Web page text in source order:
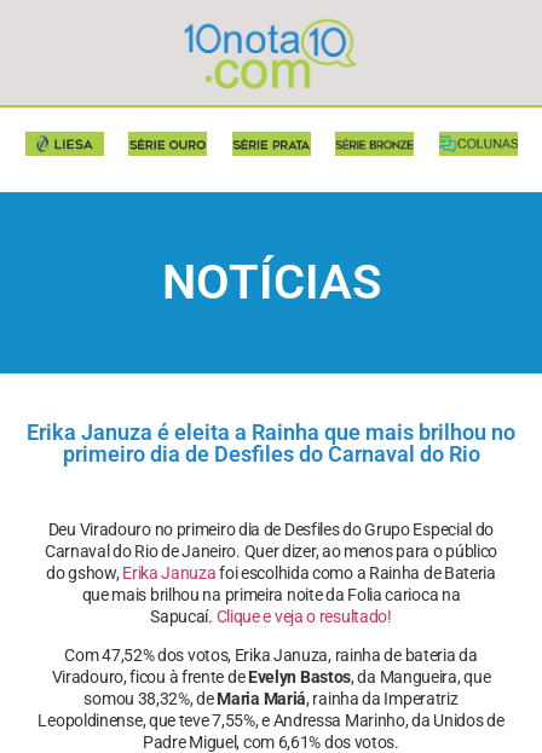
NOTÍCIAS
Erika Januza é eleita a Rainha que mais brilhou no
primeiro dia de Desfiles do Carnaval do Rio
Deu Viradouro no primeiro dia de Desfiles do Grupo Especial do
Carnaval do Rio de Janeiro. Quer dizer, ao menos para o público
do gshow, Erika Januzafoi escolhida como a Rainha de Bateria
que mais brilhou na primeira noite da Folia carioca na
Sapucaí. Clique e veja o resultado!
Com 47,52% dos votos, Erika Januza, rainha de bateria da
Viradouro, ficou à frente deEvelyn Bastos, da Mangueira, que
somou 38,32%, deMaria Mariá, rainha da Imperatriz
Leopoldinense, que teve 7,55%, e Andressa Marinho, da Unidos de
Padre Miguel, com 6,61% dos votos.